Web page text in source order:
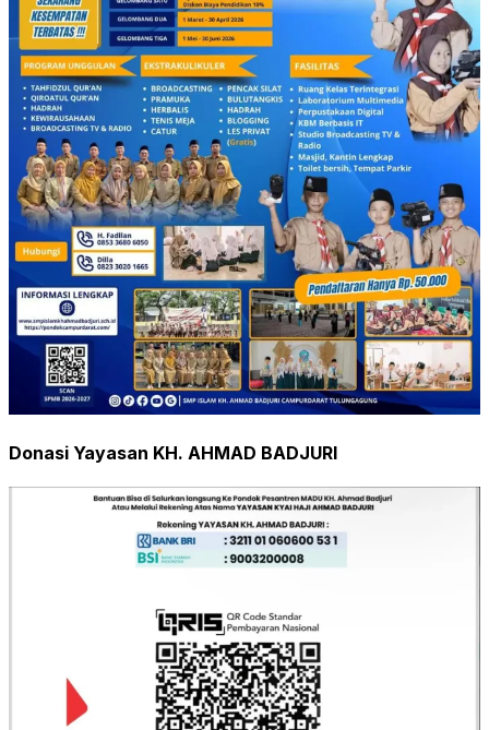
Donasi Yayasan KH. AHMAD BADJURI